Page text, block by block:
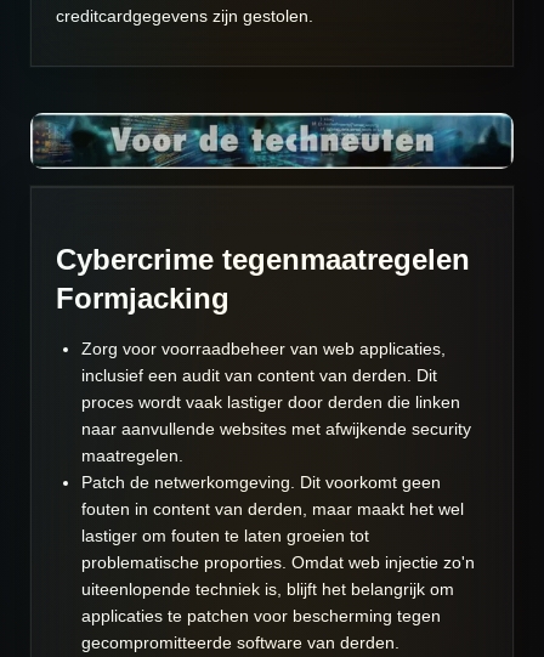
creditcardgegevens zijn gestolen.
Cybercrime tegenmaatregelen
Formjacking
Zorg voor voorraadbeheer van web applicaties,
inclusief een audit van content van derden. Dit
proces wordt vaak lastiger door derden die linken
naar aanvullende websites met afwijkende security
maatregelen.
Patch de netwerkomgeving. Dit voorkomt geen
fouten in content van derden, maar maakt het wel
lastiger om fouten te laten groeien tot
problematische proporties. Omdat web injectie zo'n
uiteenlopende techniek is, blijft het belangrijk om
applicaties te patchen voor bescherming tegen
gecompromitteerde software van derden.